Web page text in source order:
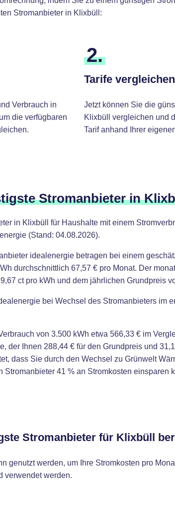
Stromanbieter in Klixbüll:
Verbrauch in
die verfügbaren
2.
Tarife vergleichen
Jetzt können Sie die
Klixbüll vergleichen und
Tarif anhand Ihrer
Stromanbieter in
in Klixbüll für Haushalte mit einem
(Stand: 04.08.2026).
idealenergie betragen bei einem
durchschnittlich 67,57 € pro Monat. Der
ct pro kWh und dem jährlichen Grundpreis
bei Wechsel des Stromanbieters im
von 3.500 kWh etwa 566,33 € im
der Ihnen 288,44 € für den Grundpreis und
dass Sie durch den Wechsel zu Grünwelt
Stromanbieter 41 % an Stromkosten einsparen
Stromanbieter für Klixbüll
genutzt werden, um Ihre Stromkosten pro
verwendet werden.